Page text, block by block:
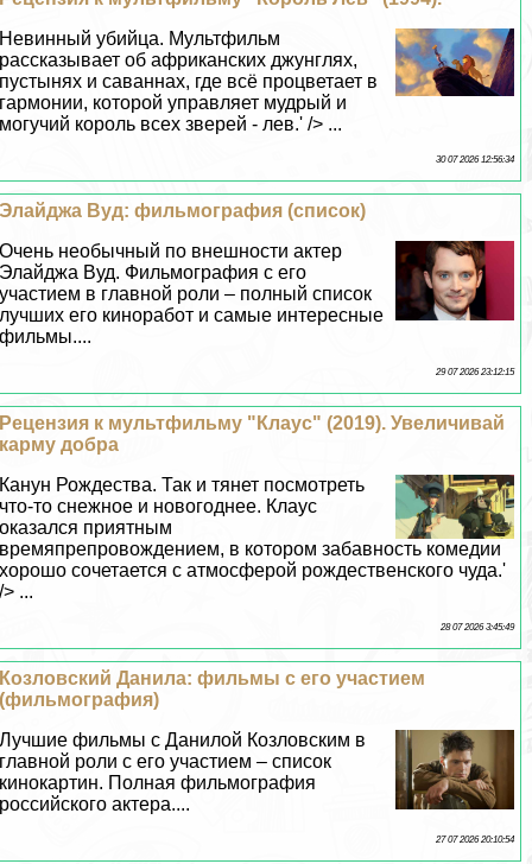
Невинный убийца. Мультфильм
рассказывает об африканских джунглях,
пустынях и саваннах, где всё процветает в
гармонии, которой управляет мудрый и
могучий король всех зверей - лев.' /> ...
30 07 2026 12:56:34
Элайджа Вуд: фильмография (список)
Очень необычный по внешности актер
Элайджа Вуд. Фильмография с его
участием в главной роли – полный список
лучших его киноработ и самые интересные
фильмы....
29 07 2026 23:12:15
Рецензия к мультфильму "Клаус" (2019). Увеличивай
карму добра
Канун Рождества. Так и тянет посмотреть
что-то снежное и новогоднее. Клаус
оказался приятным
времяпрепровождением, в котором забавность комедии
хорошо сочетается с атмосферой рождественского чуда.'
/> ...
28 07 2026 3:45:49
Козловский Данила: фильмы с его участием
(фильмография)
Лучшие фильмы с Данилой Козловским в
главной роли с его участием – список
кинокартин. Полная фильмография
российского актера....
27 07 2026 20:10:54